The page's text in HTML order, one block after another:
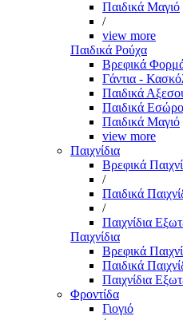
Παιδικά Μαγιό
/
view more
Παιδικά Ρούχα
Βρεφικά
Γάντια -
Παιδικά
Παιδικά
Παιδικά Μαγιό
view more
Παιχνίδια
Βρεφικά
/
Παιδικά
/
Παιχνίδια
Παιχνίδια
Βρεφικά
Παιδικά
Παιχνίδια
Φροντίδα
Γιογιό